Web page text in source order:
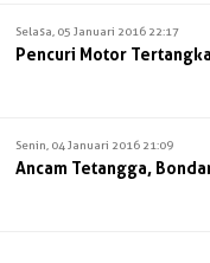
Selasa, 05 Januari 2016 22:17
Pencuri Motor
Senin, 04 Januari 2016 21:09
Ancam Tetangga,